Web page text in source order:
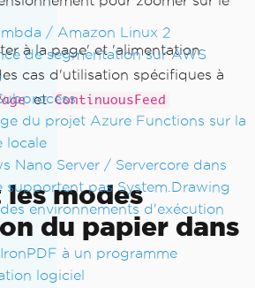
/ Amazon Linux 2
de segmentation sur AWS
du projet Azure Functions sur la
locale
Nano Server / Servercore dans
supportent pas System.Drawing
environnements d'exécution
à un programme
logiciel
à la page' et 'alimentation
cas d'utilisation spécifiques à
et ContinuousFeed
les modes
du papier dans